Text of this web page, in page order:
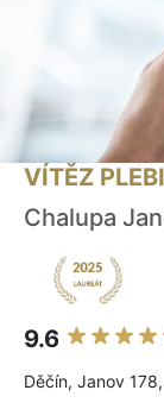
VÍTĚZ
Chalupa
9.6
Děčín, Janov